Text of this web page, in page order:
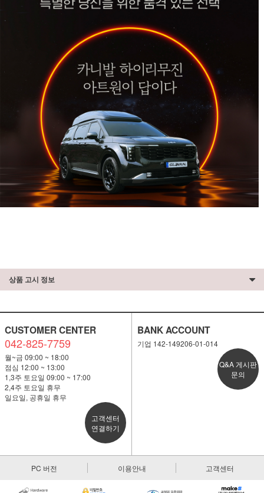
상품 고시 정보
CUSTOMER CENTER
042-825-7759
월~금 09:00 ~ 18:00
점심 12:00 ~ 13:00
1,3주 토요일 09:00 ~ 17:00
2,4주 토요일 휴무
일요일, 공휴일 휴무
고객센터
연결하기
BANK ACCOUNT
기업 142-149206-01-014
Q&A 게시판
문의
PC 버전 이용안내 고객센터